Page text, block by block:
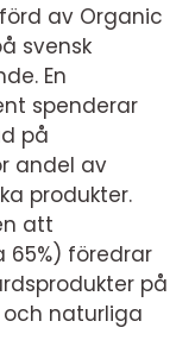
av Organic
svensk
En
spenderar
på
andel av
produkter.
att
65%) föredrar
på
naturliga